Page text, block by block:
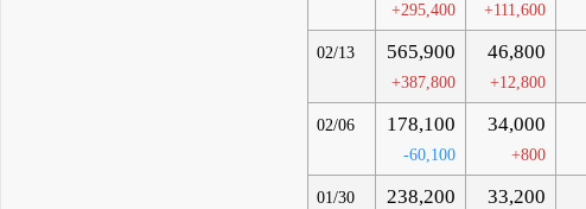
+295,400 +111,600
02/13 565,900
+387,800
46,800
+12,800
02/06 178,100
-60,100
34,000
+800
01/30 238,200 33,200